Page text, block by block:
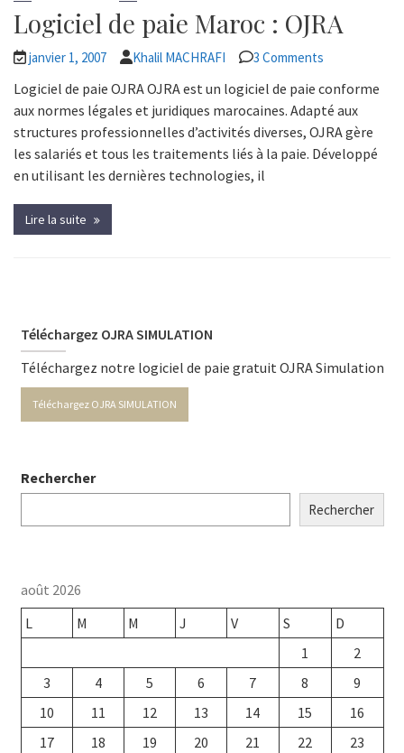
Logiciel de paie Maroc : OJRA
janvier 1, 2007 Khalil MACHRAFI 3 Comments
Logiciel de paie OJRA OJRA est un logiciel de paie conforme
aux normes légales et juridiques marocaines. Adapté aux
structures professionnelles d’activités diverses, OJRA gère
les salariés et tous les traitements liés à la paie. Développé
en utilisant les dernières technologies, il
Lire la suite
Téléchargez OJRA SIMULATION
Téléchargez notre logiciel de paie gratuit OJRA Simulation
Téléchargez OJRA SIMULATION
Rechercher
Rechercher
août 2026
L
M M J V S
D
1
2
3
4 5 6 7 8
9
10
11 12 13 14 15
16
17
18 19 20 21 22
23